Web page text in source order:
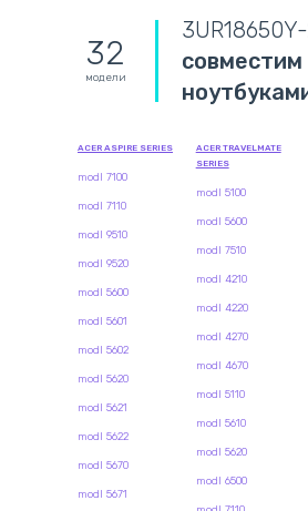
32
модели
совместим
ACER ASPIRE SERIES
modl 7100
modl 7110
modl 9510
modl 9520
modl 5600
modl 5601
modl 5602
modl 5620
modl 5621
modl 5622
modl 5670
modl 5671
ACER TRAVELMATE
SERIES
modl 5100
modl 5600
modl 7510
modl 4210
modl 4220
modl 4270
modl 4670
modl 5110
modl 5610
modl 5620
modl 6500